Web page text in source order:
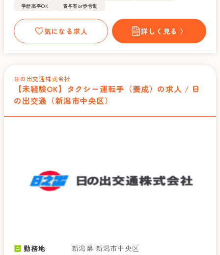
学歴高卒OK
賞与有or歩合制
気になる求人 詳しく見る 〉
日の出交通株式会社
【未経験OK】タクシー運転手（養成）の求人 / 日
の出交通（新潟市中央区）
勤務地 新潟県 新潟市中央区